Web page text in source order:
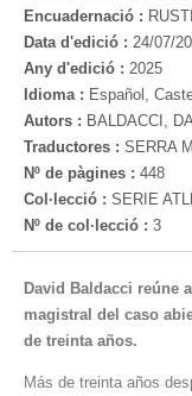
Encuadernació :
Data d'edició : 24/07/
Any d'edició : 2025
Idioma : Español,
Autors : BALDACCI,
Traductores : SERRA
Nº de pàgines : 448
Col·lecció : SERIE
Nº de col·lecció : 3
David Baldacci reúne
magistral del caso
de treinta años.
Más de treinta años